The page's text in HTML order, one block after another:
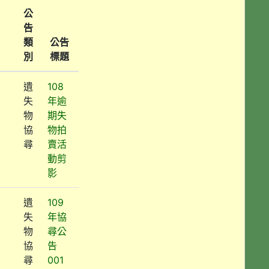
公
告
類
別
公告
標題
遺
失
物
協
尋
108
年逾
期失
物拍
賣活
動剪
影
遺
失
物
協
尋
109
年協
尋公
告
001